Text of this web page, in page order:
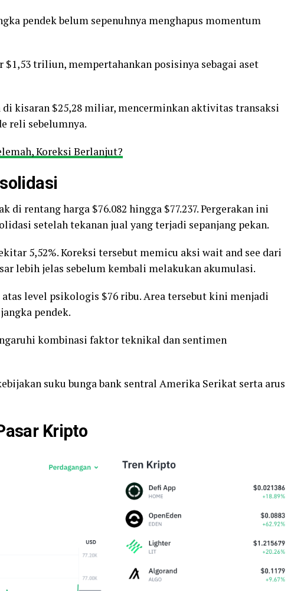
pendek belum sepenuhnya menghapus momentum
triliun, mempertahankan posisinya sebagai aset
di kisaran $25,28 miliar, mencerminkan aktivitas transaksi
reli sebelumnya.
Koreksi Berlanjut?
rentang harga $76.082 hingga $77.237. Pergerakan ini
setelah tekanan jual yang terjadi sepanjang pekan.
5,52%. Koreksi tersebut memicu aksi wait and see dari
lebih jelas sebelum kembali melakukan akumulasi.
level psikologis $76 ribu. Area tersebut kini menjadi
pendek.
kombinasi faktor teknikal dan sentimen
suku bunga bank sentral Amerika Serikat serta arus
Kripto